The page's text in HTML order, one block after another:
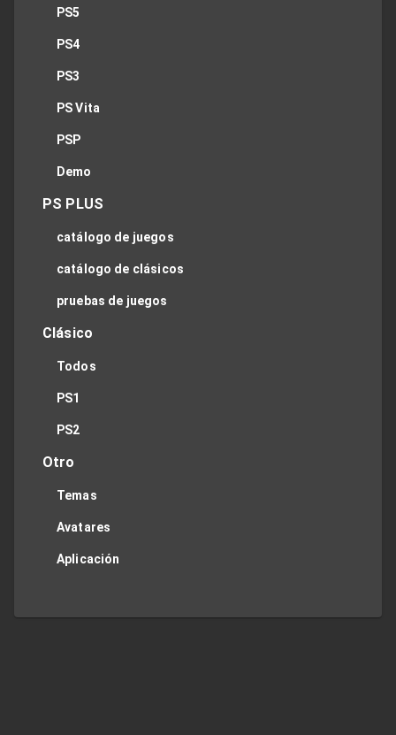
PS5
PS4
PS3
PS Vita
PSP
Demo
PS PLUS
catálogo de juegos
catálogo de clásicos
pruebas de juegos
Clásico
Todos
PS1
PS2
Otro
Temas
Avatares
Aplicación